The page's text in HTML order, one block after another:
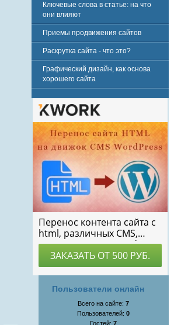
Ключевые слова в статье: на что
они влияют
Приемы продвижения сайтов
Раскрутка сайта - что это?
Графический дизайн, как основа
хорошего сайта
Пользователи онлайн
Всего на сайте:7
Пользователей:0
Гостей:7